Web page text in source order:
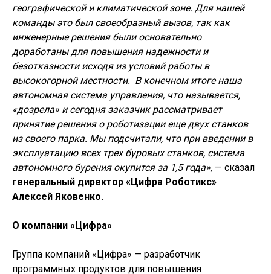
географической и климатической зоне. Для нашей
команды это был своеобразный вызов, так как
инженерные решения были основательно
доработаны для повышения надежности и
безотказности исходя из условий работы в
высокогорной местности. В конечном итоге наша
автономная система управления, что называется,
«дозрела» и сегодня заказчик рассматривает
принятие решения о роботизации еще двух станков
из своего парка. Мы подсчитали, что при введении в
эксплуатацию всех трех буровых станков, система
автономного бурения окупится за 1,5 года», — сказал
генеральный директор «Цифра Роботикс»
Алексей Яковенко.
О компании «Цифра»
Группа компаний «Цифра» — разработчик
программных продуктов для повышения